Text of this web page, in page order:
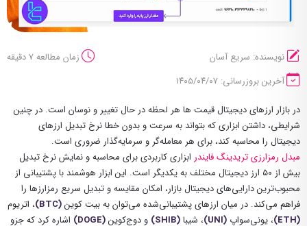
نویسنده: سریع آسان
زمان مطالعه 7 دقیقه
آخرین بروزرسانی: ۱۴۰۵/۰۴/۰۷
در بازار ارزهای دیجیتال قیمت ها هر لحظه در حال تغییر و نوسان است. در چنین
شرایطی، داشتن ابزاری که بتواند به سرعت و بدون خطا نرخ تبدیل ارزهای
دیجیتال را محاسبه کند، برای هر معامله‌گر و سرمایه‌گذار ضروری است.
مبدل رمزارزی تریدینگ فایندرابزاری کاربردی برای محاسبه و نمایش نرخ تبدیل
بیش از ۵۰ ارز دیجیتال مختلف به یکدیگر است. این ابزار هوشمند با پشتیبانی از
محبوب‌ترین دارایی‌های دیجیتال بازار، امکان مقایسه و تبدیل سریع رمزارزها را
فراهم می‌کند. در میان ارزهای پشتیبانی‌شده می‌توان به بیت کوین(BTC)
، اتریوم
(ETH)
، یونی‌سواپ (UNI) ، شیبا(SHIB) و دوج‌کوین(DOGE)
اشاره کرد که جزو